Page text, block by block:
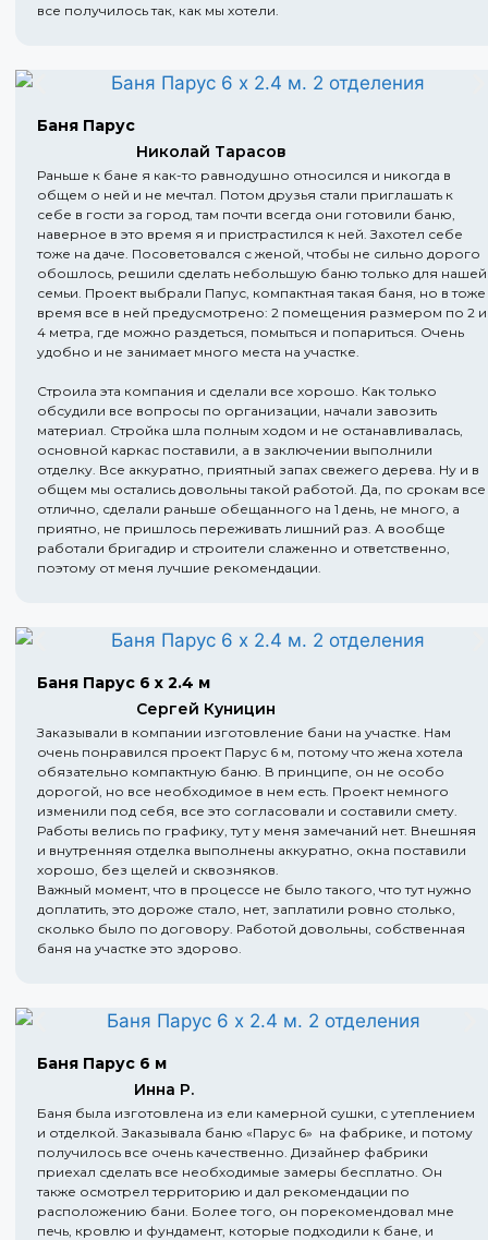
все получилось так, как мы хотели.
Баня Парус
Николай Тарасов
Раньше к бане я как-то равнодушно относился и никогда в
общем о ней и не мечтал. Потом друзья стали приглашать к
себе в гости за город, там почти всегда они готовили баню,
наверное в это время я и пристрастился к ней. Захотел себе
тоже на даче. Посоветовался с женой, чтобы не сильно дорого
обошлось, решили сделать небольшую баню только для нашей
семьи. Проект выбрали Папус, компактная такая баня, но в тоже
время все в ней предусмотрено: 2 помещения размером по 2 и
4 метра, где можно раздеться, помыться и попариться. Очень
удобно и не занимает много места на участке.
Строила эта компания и сделали все хорошо. Как только
обсудили все вопросы по организации, начали завозить
материал. Стройка шла полным ходом и не останавливалась,
основной каркас поставили, а в заключении выполнили
отделку. Все аккуратно, приятный запах свежего дерева. Ну и в
общем мы остались довольны такой работой. Да, по срокам все
отлично, сделали раньше обещанного на 1 день, не много, а
приятно, не пришлось переживать лишний раз. А вообще
работали бригадир и строители слаженно и ответственно,
поэтому от меня лучшие рекомендации.
Баня Парус 6 х 2.4 м
Сергей Куницин
Заказывали в компании изготовление бани на участке. Нам
очень понравился проект Парус 6 м, потому что жена хотела
обязательно компактную баню. В принципе, он не особо
дорогой, но все необходимое в нем есть. Проект немного
изменили под себя, все это согласовали и составили смету.
Работы велись по графику, тут у меня замечаний нет. Внешняя
и внутренняя отделка выполнены аккуратно, окна поставили
хорошо, без щелей и сквозняков.
Важный момент, что в процессе не было такого, что тут нужно
доплатить, это дороже стало, нет, заплатили ровно столько,
сколько было по договору. Работой довольны, собственная
баня на участке это здорово.
Баня Парус 6 м
Инна Р.
Баня была изготовлена из ели камерной сушки, с утеплением
и отделкой. Заказывала баню «Парус 6» на фабрике, и потому
получилось все очень качественно. Дизайнер фабрики
приехал сделать все необходимые замеры бесплатно. Он
также осмотрел территорию и дал рекомендации по
расположению бани. Более того, он порекомендовал мне
печь, кровлю и фундамент, которые подходили к бане, и